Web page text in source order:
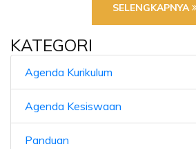
SELENGKAPNYA
KATEGORI
Agenda Kurikulum
Agenda Kesiswaan
Panduan